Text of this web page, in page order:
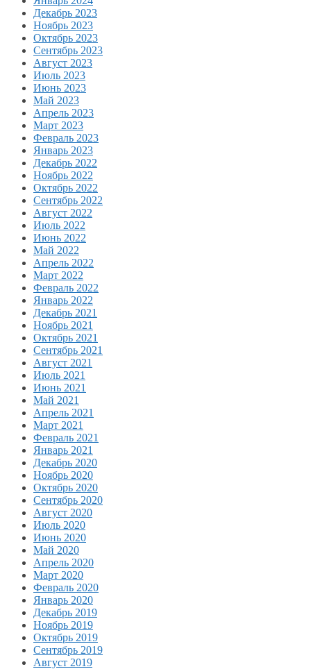
Декабрь 2023
Ноябрь 2023
Октябрь 2023
Сентябрь 2023
Август 2023
Июль 2023
Июнь 2023
Май 2023
Апрель 2023
Март 2023
Февраль 2023
Январь 2023
Декабрь 2022
Ноябрь 2022
Октябрь 2022
Сентябрь 2022
Август 2022
Июль 2022
Июнь 2022
Май 2022
Апрель 2022
Март 2022
Февраль 2022
Январь 2022
Декабрь 2021
Ноябрь 2021
Октябрь 2021
Сентябрь 2021
Август 2021
Июль 2021
Июнь 2021
Май 2021
Апрель 2021
Март 2021
Февраль 2021
Январь 2021
Декабрь 2020
Ноябрь 2020
Октябрь 2020
Сентябрь 2020
Август 2020
Июль 2020
Июнь 2020
Май 2020
Апрель 2020
Март 2020
Февраль 2020
Январь 2020
Декабрь 2019
Ноябрь 2019
Октябрь 2019
Сентябрь 2019
Август 2019